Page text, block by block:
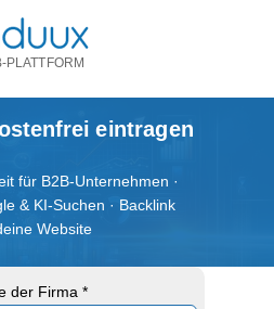
eintragen
PLATTFORM
der Firma *
für B2B-Unternehmen ·
& KI-Suchen · Backlink
Website